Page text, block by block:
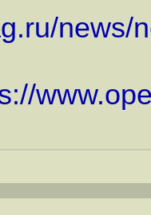
news/